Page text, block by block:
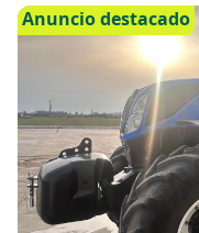
Anuncio destacado